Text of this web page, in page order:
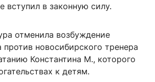
вступил в законную силу.
отменила возбуждение
против новосибирского тренера
Константина М., которого
к детям.